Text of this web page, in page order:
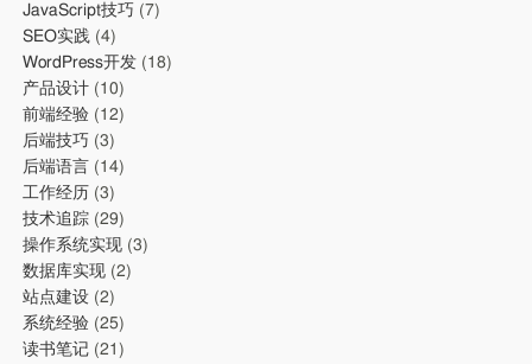
JavaScript技巧 (7)
SEO实践 (4)
WordPress开发 (18)
产品设计 (10)
前端经验 (12)
后端技巧 (3)
后端语言 (14)
工作经历 (3)
技术追踪 (29)
操作系统实现 (3)
数据库实现 (2)
站点建设 (2)
系统经验 (25)
读书笔记 (21)